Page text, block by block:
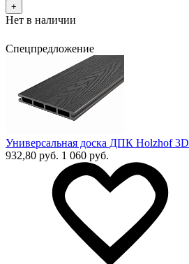
+
Нет в наличии
Спецпредложение
Универсальная доска ДПК Holzhof 3D
932,80 руб. 1 060 руб.